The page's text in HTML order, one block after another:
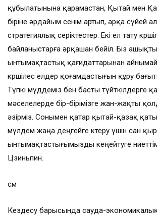
құбылатынына қарамастан, Қытай мен
біріне әрдайым сенім артып, арқа сүйей
стратегиялық серіктестер. Екі ел тату
байланыстарға әрқашан бейіл. Біз
ынтымақтастық қағидаттарынан
көршілес елдер қоғамдастығын құру
Түпкі мүддеміз бен басты түйткілдерге
мәселелерде бір-бірімізге жан-жақты
әзірміз. Сонымен қатар қытай-қазақ
мүлдем жаңа деңгейге көтеру үшін сан
ынтымақтастығымызды кеңейтуге
Цзиньпин.
см
Кездесу барысында сауда-